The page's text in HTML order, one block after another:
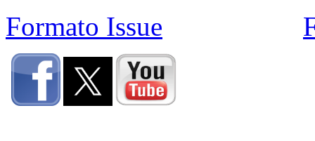
Formato Issue